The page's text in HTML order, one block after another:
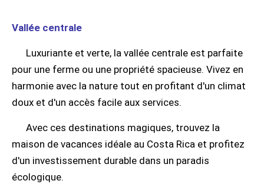
Vallée centrale
Luxuriante et verte, la vallée centrale est parfaite
pour une ferme ou une propriété spacieuse. Vivez en
harmonie avec la nature tout en profitant d'un climat
doux et d'un accès facile aux services.
Avec ces destinations magiques, trouvez la
maison de vacances idéale au Costa Rica et profitez
d'un investissement durable dans un paradis
écologique.